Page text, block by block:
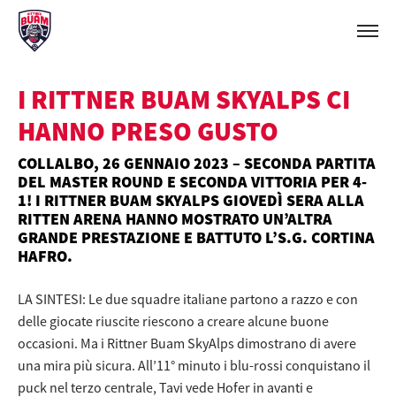
I RITTNER BUAM SKYALPS CI
HANNO PRESO GUSTO
COLLALBO, 26 GENNAIO 2023 – SECONDA PARTITA
DEL MASTER ROUND E SECONDA VITTORIA PER 4-
1! I RITTNER BUAM SKYALPS GIOVEDÌ SERA ALLA
RITTEN ARENA HANNO MOSTRATO UN’ALTRA
GRANDE PRESTAZIONE E BATTUTO L’S.G. CORTINA
HAFRO.
LA SINTESI: Le due squadre italiane partono a razzo e con
delle giocate riuscite riescono a creare alcune buone
occasioni. Ma i Rittner Buam SkyAlps dimostrano di avere
una mira più sicura. All’11° minuto i blu-rossi conquistano il
puck nel terzo centrale, Tavi vede Hofer in avanti e